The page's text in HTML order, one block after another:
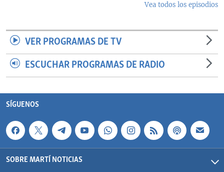
Vea todos los episodios
VER PROGRAMAS DE TV
ESCUCHAR PROGRAMAS DE RADIO
SÍGUENOS
SOBRE MARTÍ NOTICIAS